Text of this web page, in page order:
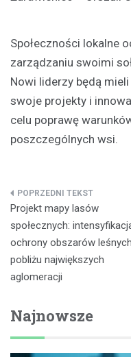
Społeczności lokalne
zarządzaniu swoimi
Nowi liderzy będą
swoje projekty i
celu poprawę
poszczególnych wsi.
Nawigacja
wpisu
Projekt mapy lasów
społecznych:
ochrony obszarów
pobliżu największych
aglomeracji
Najnowsze